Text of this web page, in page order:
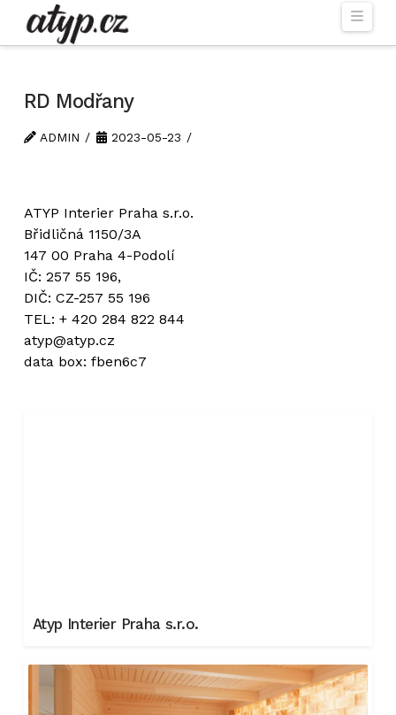
RD Modřany
ADMIN 2023-05-23
ATYP Interier Praha s.r.o.
Břidličná 1150/3A
147 00 Praha 4-Podolí
IČ: 257 55 196,
DIČ: CZ-257 55 196
TEL: + 420 284 822 844
atyp@atyp.cz
data box: fben6c7
Atyp Interier Praha s.r.o.